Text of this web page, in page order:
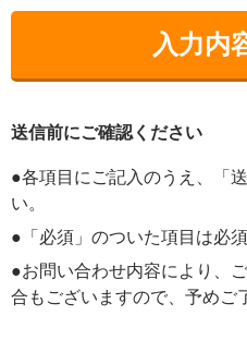
送信前にご確認ください
●各項目にご記入のうえ、「
い。
●「必須」のついた項目は必
●お問い合わせ内容により、
合もございますので、予めご